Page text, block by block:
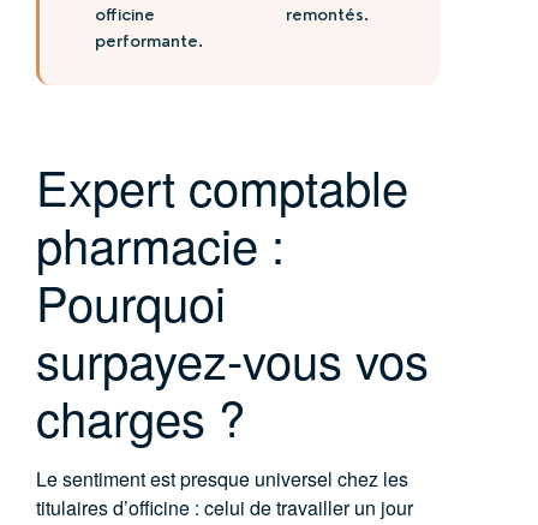
officine
performante.
remontés.
Expert comptable
pharmacie :
Pourquoi
surpayez-vous vos
charges ?
Le sentiment est presque universel chez les
titulaires d’officine : celui de travailler un jour